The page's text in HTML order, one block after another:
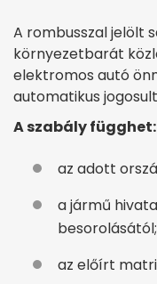
A rombusszal jelölt
környezetbarát
elektromos autó
automatikus
A szabály függhet:
az adott
a jármű
besorolásától;
az előírt